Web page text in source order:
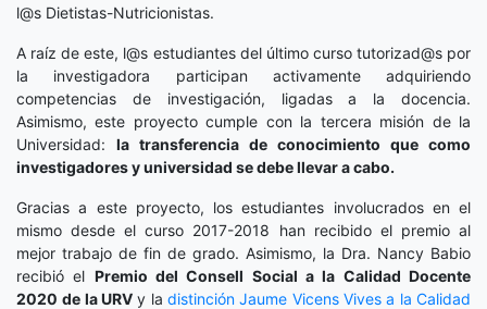
l@s Dietistas-Nutricionistas.
A raíz de este, l@s estudiantes del último curso tutorizad@s por
la investigadora participan activamente adquiriendo
competencias de investigación, ligadas a la docencia.
Asimismo, este proyecto cumple con la tercera misión de la
Universidad: la transferencia de conocimiento que como
investigadores y universidad se debe llevar a cabo.
Gracias a este proyecto, los estudiantes involucrados en el
mismo desde el curso 2017-2018 han recibido el premio al
mejor trabajo de fin de grado. Asimismo, la Dra. Nancy Babio
recibió el Premio del Consell Social a la Calidad Docente
2020 de la URV y ladistinción Jaume Vicens Vives a la Calidad